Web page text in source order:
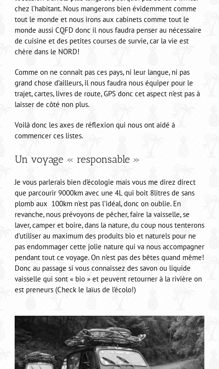
chez l’habitant. Nous mangerons bien évidemment comme
tout le monde et nous irons aux cabinets comme tout le
monde aussi CQFD donc il nous faudra penser au nécessaire
de cuisine et des petites courses de survie, car la vie est
chère dans le NORD!
Comme on ne connaît pas ces pays, ni leur langue, ni pas
grand chose d’ailleurs, il nous faudra nous équiper pour le
trajet, cartes, livres de route, GPS donc cet aspect n’est pas à
laisser de côté non plus.
Voilà donc les axes de réflexion qui nous ont aidé à
commencer ces listes.
Un voyage « responsable »
Je vous parlerais bien d’écologie mais vous me direz direct
que parcourir 9000km avec une 4L qui boit 8litres de sans
plomb aux 100km n’est pas l’idéal, donc on oublie. En
revanche, nous prévoyons de pêcher, faire la vaisselle, se
laver, camper et boire, dans la nature, du coup nous tenterons
d’utiliser au maximum des produits bio et naturels pour ne
pas endommager cette jolie nature qui va nous accompagner
pendant tout ce voyage. On n’est pas des bêtes quand même!
Donc au passage si vous connaissez des savon ou liquide
vaisselle qui sont « bio » et peuvent retourner à la rivière on
est preneurs (Check le laïus de l’écolo!)